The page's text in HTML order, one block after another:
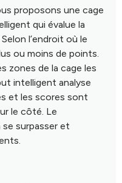
proposons une cage
qui évalue la
l’endroit où le
ou moins de points.
zones de la cage les
intelligent analyse
et les scores sont
le côté. Le
surpasser et